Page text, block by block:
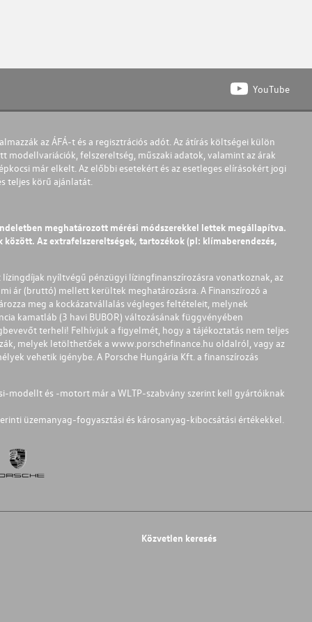
YouTube
az ÁFÁ-t és a regisztrációs adót. Az átírás költségei külön
felszereltség, műszaki adatok, valamint az árak
már elkelt. Az előbbi esetekért és az esetleges elírásokért jogi
teljes körű ajánlatát.
meghatározott mérési módszerekkel lettek megállapítva.
Az extrafelszereltségek, tartozékok (pl: klímaberendezés,
nyíltvégű pénzügyi lízingfinanszírozásra vonatkoznak, az
ár (bruttó) mellett kerültek meghatározásra. A Finanszírozó a
meg a kockázatvállalás végleges feltételeit, melynek
kamatláb (3 havi BUBOR) változásának függvényében
terheli! Felhívjuk a figyelmét, hogy a tájékoztatás nem teljes
melyek letölthetőek a www.porschefinance.hu oldalról, vagy az
vehetik igénybe. A Porsche Hungária Kft. a finanszírozás
modellt és -motort már a WLTP-szabvány szerint kell gyártóiknak
üzemanyag-fogyasztási és károsanyag-kibocsátási értékekkel.
Közvetlen keresés